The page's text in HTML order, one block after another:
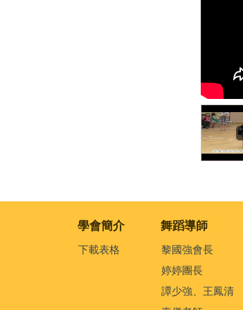
學會簡介 舞蹈導師
下載表格
黎國強會長
婷婷團長
譚少強、王鳳清